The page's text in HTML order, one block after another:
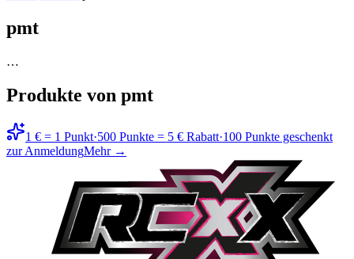
pmt
…
Produkte von pmt
1 € = 1 Punkt·500 Punkte = 5 € Rabatt·100 Punkte geschenkt
zur AnmeldungMehr →